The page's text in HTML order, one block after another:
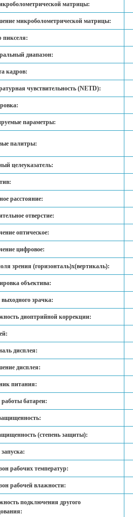
матрицы:
микроболометрической матрицы:
пикселя:
диапазон:
кадров:
чувствительность (NETD):
параметры:
палитры:
целеуказатель:
расстояние:
отверстие:
оптическое:
цифровое:
зрения (горизонталь)x(вертикаль):
объектива:
зрачка:
диоптрийной коррекции:
дисплея:
дисплея:
питания:
работы батареи:
(степень защиты):
рабочих температур:
рабочей влажности:
подключения другого